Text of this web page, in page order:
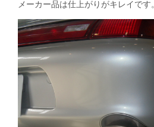
メーカー品は仕上がりがキレイです。